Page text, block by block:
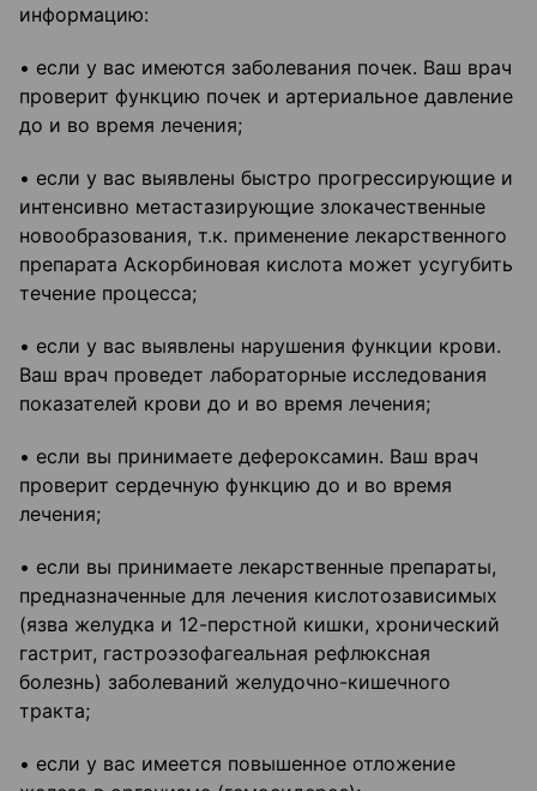
информацию:
• если у вас имеются заболевания почек. Ваш врач
проверит функцию почек и артериальное давление
до и во время лечения;
• если у вас выявлены быстро прогрессирующие и
интенсивно метастазирующие злокачественные
новообразования, т.к. применение лекарственного
препарата Аскорбиновая кислота может усугубить
течение процесса;
• если у вас выявлены нарушения функции крови.
Ваш врач проведет лабораторные исследования
показателей крови до и во время лечения;
• если вы принимаете дефероксамин. Ваш врач
проверит сердечную функцию до и во время
лечения;
• если вы принимаете лекарственные препараты,
предназначенные для лечения кислотозависимых
(язва желудка и 12-перстной кишки, хронический
гастрит, гастроэзофагеальная рефлюксная
болезнь) заболеваний желудочно-кишечного
тракта;
• если у вас имеется повышенное отложение